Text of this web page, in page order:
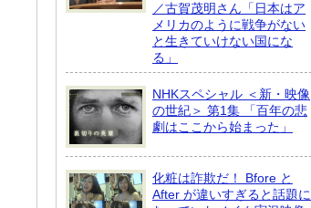
／古賀茂明さん「日本はア
メリカのように戦争がない
と生きていけない国にな
る」
NHKスペシャル ＜新・映像
の世紀＞ 第1集 「百年の悲
劇はここから始まった」
化粧は詐欺だ！ Bfore と
After が違いすぎると話題に